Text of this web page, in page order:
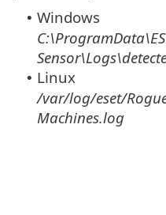
• Windows
• Linux
/var/log/eset/
Machines.log